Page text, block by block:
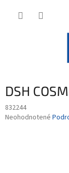
DSH
832244
Priemerné
Neohodnotené